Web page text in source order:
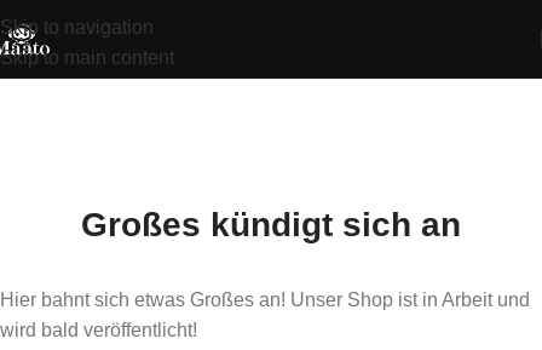
Skip to navigation
Skip to main content
Großes kündigt sich an
Hier bahnt sich etwas Großes an! Unser Shop ist in Arbeit und
wird bald veröffentlicht!